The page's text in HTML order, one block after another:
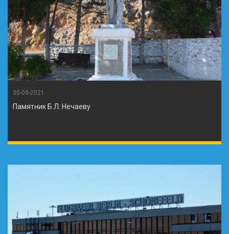
30-09-2021
Памятник Б.Л. Нечаеву